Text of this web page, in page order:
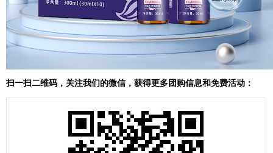
扫一扫二维码，关注我们的微信，获得更多团购信息和免费活动：